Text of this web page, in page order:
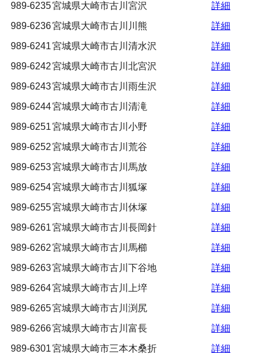
989-6235宮城県大崎市古川宮沢
詳細
989-6236宮城県大崎市古川川熊
詳細
989-6241宮城県大崎市古川清水沢
詳細
989-6242宮城県大崎市古川北宮沢
詳細
989-6243宮城県大崎市古川雨生沢
詳細
989-6244宮城県大崎市古川清滝
詳細
989-6251宮城県大崎市古川小野
詳細
989-6252宮城県大崎市古川荒谷
詳細
989-6253宮城県大崎市古川馬放
詳細
989-6254宮城県大崎市古川狐塚
詳細
989-6255宮城県大崎市古川休塚
詳細
989-6261宮城県大崎市古川長岡針
詳細
989-6262宮城県大崎市古川馬櫛
詳細
989-6263宮城県大崎市古川下谷地
詳細
989-6264宮城県大崎市古川上埣
詳細
989-6265宮城県大崎市古川渕尻
詳細
989-6266宮城県大崎市古川富長
詳細
989-6301宮城県大崎市三本木桑折
詳細